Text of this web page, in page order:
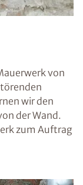
von
wir den
der Wand.
zum Auftrag